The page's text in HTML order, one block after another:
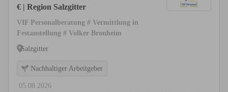
€ | Region Salzgitter
VIF Personalberatung # Vermittlung in
Festanstellung # Volker Bronheim
Salzgitter
Nachhaltiger Arbeitgeber
05.08.2026